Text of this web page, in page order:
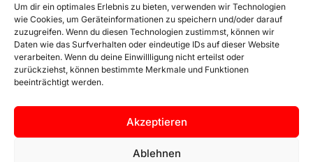
Um dir ein optimales Erlebnis zu bieten, verwenden wir Technologien
wie Cookies, um Geräteinformationen zu speichern und/oder darauf
zuzugreifen. Wenn du diesen Technologien zustimmst, können wir
Daten wie das Surfverhalten oder eindeutige IDs auf dieser Website
verarbeiten. Wenn du deine Einwillligung nicht erteilst oder
zurückziehst, können bestimmte Merkmale und Funktionen
beeinträchtigt werden.
Akzeptieren
Ablehnen
 WhatsApp
Öffnungszeiten
 Mo - Fr: 8:00 – 17:00 Uhr
Sa: 10:00 – 14:00 Uhr
INFORMATION
Zahlungsarten
Versandinformationen
Widerrufsbelehrung